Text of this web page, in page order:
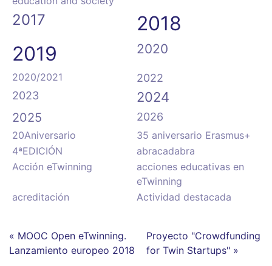
2017
2018
2019
2020
2020/2021
2022
2023
2024
2025 2026
20Aniversario
35 aniversario Erasmus+
4ªEDICIÓN
abracadabra
Acción eTwinning
acciones educativas en
eTwinning
acreditación
Actividad destacada
« MOOC Open eTwinning.
Lanzamiento europeo 2018
Proyecto "Crowdfunding
for Twin Startups" »